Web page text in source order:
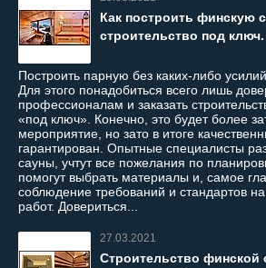
Как построить финскую
строительство под ключ.
Построить парную без каких-либо
Для этого понадобиться всего лишь
профессионалам и заказать
«под ключ». Конечно, это будет более
мероприятие, но зато в итоге
гарантирован. Опытные специалисты
сауны, учтут все пожелания по
помогут выбрать материалы и, самое
соблюдение требований и стандартов
работ. Довериться...
27.03.2021
Строительство финской